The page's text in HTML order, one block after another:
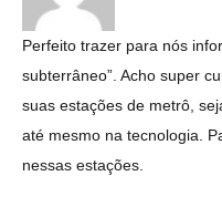
Perfeito trazer para nós
subterrâneo”. Acho super
suas estações de metrô,
até mesmo na tecnologia.
nessas estações.